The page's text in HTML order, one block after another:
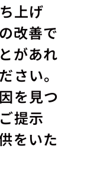
上げ
改善で
があれ
さい。
を見つ
提示
をいた